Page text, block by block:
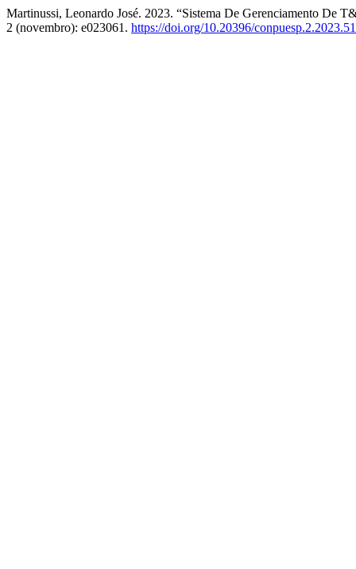
Martinussi, Leonardo José. 2023. “Sistema De Gerenciamento De
2 (novembro): e023061. https://doi.org/10.20396/